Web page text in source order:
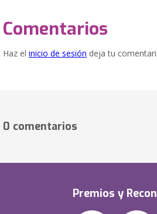
Comentarios
Haz el inicio de sesión deja tu
0 comentarios
Premios y